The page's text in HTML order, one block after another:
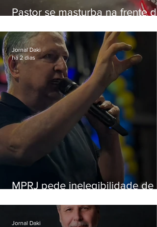
Pastor se masturba na frente de
MPRJ pede inelegibilidade de
Jornal Daki
há 2 dias
Jornal Daki